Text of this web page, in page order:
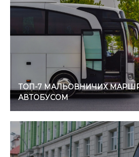
ТОП-7 МАЛЬОВНИЧИХ
АВТОБУСОМ